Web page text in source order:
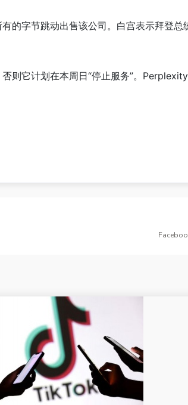
的字节跳动出售该公司。白宫表示拜登总
则它计划在本周日“停止服务”。